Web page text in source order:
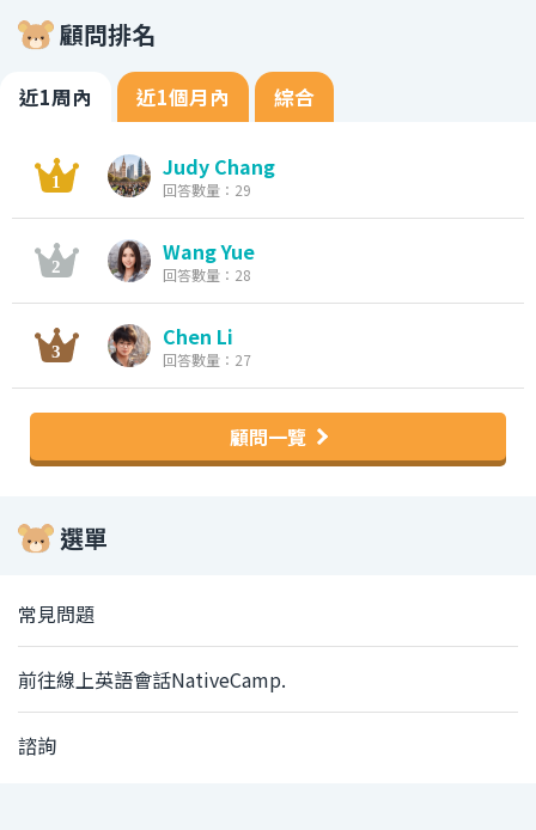
顧問排名
近1周內 近1個月內 綜合
Judy Chang
回答數量：29
Wang Yue
回答數量：28
Chen Li
回答數量：27
顧問一覽
選單
常見問題
前往線上英語會話NativeCamp.
諮詢